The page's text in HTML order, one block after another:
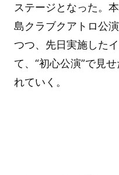
ステージとなった。
島クラブクアトロ公
つつ、先日実施した
て、“初心公演”で見
れていく。